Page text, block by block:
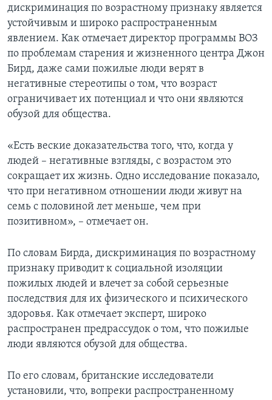
дискриминация по возрастному признаку является
устойчивым и широко распространенным
явлением. Как отмечает директор программы ВОЗ
по проблемам старения и жизненного центра Джон
Бирд, даже сами пожилые люди верят в
негативные стереотипы о том, что возраст
ограничивает их потенциал и что они являются
обузой для общества.
«Есть веские доказательства того, что, когда у
людей – негативные взгляды, с возрастом это
сокращает их жизнь. Одно исследование показало,
что при негативном отношении люди живут на
семь с половиной лет меньше, чем при
позитивном», – отмечает он.
По словам Бирда, дискриминация по возрастному
признаку приводит к социальной изоляции
пожилых людей и влечет за собой серьезные
последствия для их физического и психического
здоровья. Как отмечает эксперт, широко
распространен предрассудок о том, что пожилые
люди являются обузой для общества.
По его словам, британские исследователи
установили, что, вопреки распространенному